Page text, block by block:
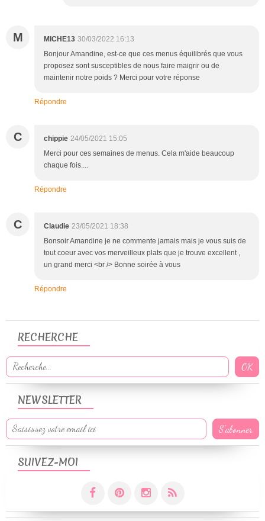
M MICHE13 30/03/2022 16:13
Bonjour Amandine, est-ce que ces menus équilibrés que vous
proposez sont susceptibles de nous faire maigrir ou de
maintenir notre poids ? Merci pour votre réponse
Répondre
C chippie 24/05/2021 15:05
Merci pour ces semaines de menus. Cela m'aide beaucoup
chaque fois....
Répondre
C Claudie 23/05/2021 18:38
Bonsoir Amandine je ne commente jamais mais je vous suis de
tout coeur avec vos merveilleux plats que je trouve excellent ,
un grand merci <br /> Bonne soirée à vous
Répondre
NEWSLETTER
SUIVEZ-MOI
RECHERCHE